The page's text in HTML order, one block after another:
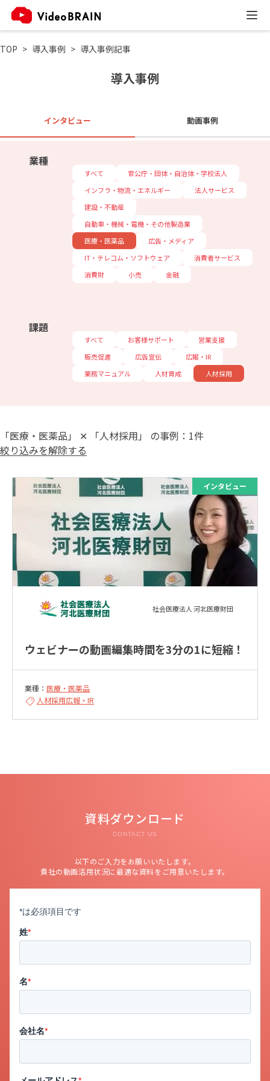
TOP 導入事例 導入事例記事
導入事例
インタビュー 動画事例
業種
すべて
官公庁・団体・自治体・学校法人
インフラ・物流・エネルギー
法人サービス
建設・不動産
自動車・機械・電機・その他製造業
医療・医薬品
広告・メディア
IT・テレコム・ソフトウェア
消費者サービス
消費財
小売 金融
課題
すべて お客様サポート
営業支援
販売促進
広告宣伝
広報・IR
業務マニュアル
人材育成 人材採用
「医療・医薬品」 ✕ 「人材採用」 の事例：1件
絞り込みを解除する
社会医療法人 河北医療財団
ウェビナーの動画編集時間を3分の1に短縮！
業種： 医療・医薬品
人材採用広報・IR
資料ダウンロード
CONTACT US
以下のご入力をお願いいたします。
貴社の動画活用状況に最適な資料をご用意いたします。